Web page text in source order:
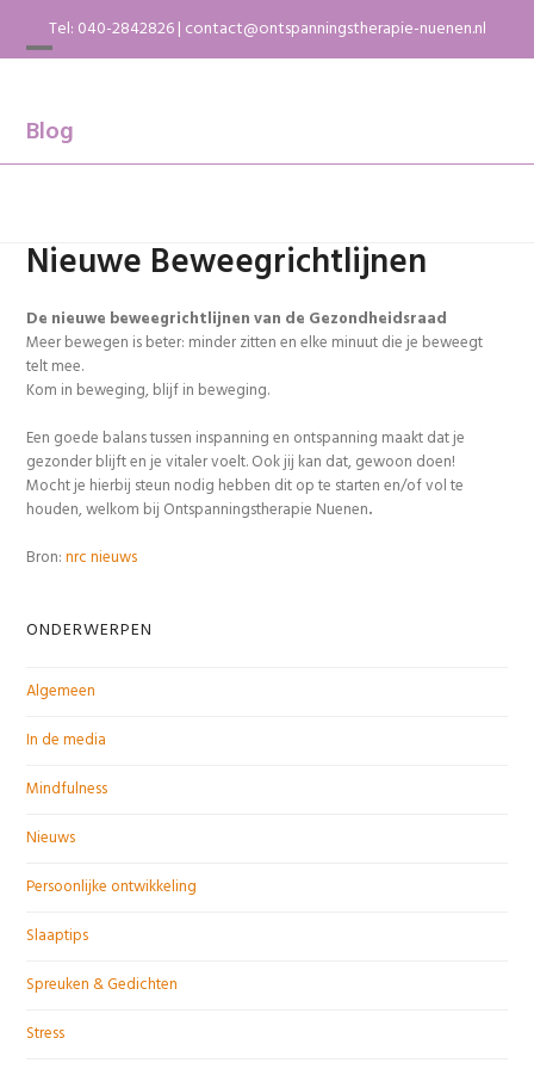
content
Tel: 040-2842826| contact@ontspanningstherapie-nuenen.nl
Open
menu
Close
menu
Blog
Nieuwe Beweegrichtlijnen
De nieuwe beweegrichtlijnen van de Gezondheidsraad
Meer bewegen is beter: minder zitten en elke minuut die je beweegt
telt mee.
Kom in beweging, blijf in beweging.
Een goede balans tussen inspanning en ontspanning maakt dat je
gezonder blijft en je vitaler voelt. Ook jij kan dat, gewoon doen!
Mocht je hierbij steun nodig hebben dit op te starten en/of vol te
houden, welkom bij Ontspanningstherapie Nuenen.
Bron:nrc nieuws
ONDERWERPEN
Algemeen
In de media
Mindfulness
Nieuws
Persoonlijke ontwikkeling
Slaaptips
Spreuken & Gedichten
Stress